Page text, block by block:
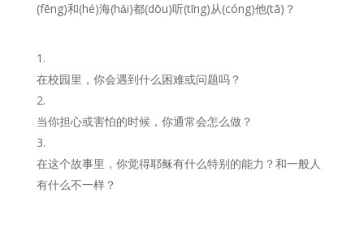
(fēng)和(hé)海(hǎi)都(dōu)听(tīng)从(cóng)他(tā)？
在校园里，你会遇到什么困难或问题吗？
当你担心或害怕的时候，你通常会怎么做？
在这个故事里，你觉得耶稣有什么特别的能力？和一般人
有什么不一样？